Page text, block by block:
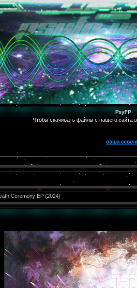
PsyFP
Чтобы скачивать файлы с нашего сайта
ваша
Ceremony EP (2024)